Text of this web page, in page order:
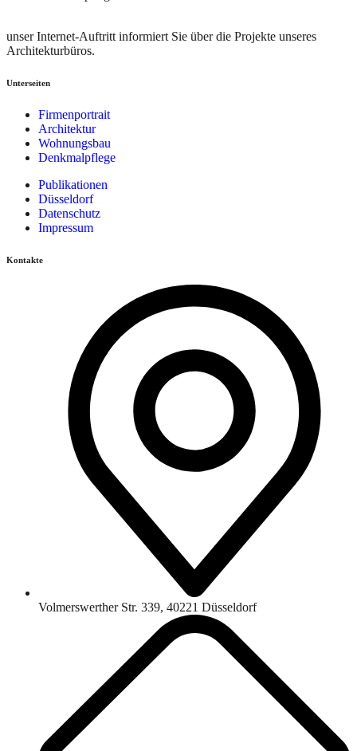
unser Internet-Auftritt informiert Sie über die Projekte unseres
Architekturbüros.
Unterseiten
Firmenportrait
Architektur
Wohnungsbau
Denkmalpflege
Publikationen
Düsseldorf
Datenschutz
Impressum
Kontakte
Volmerswerther Str. 339, 40221 Düsseldorf